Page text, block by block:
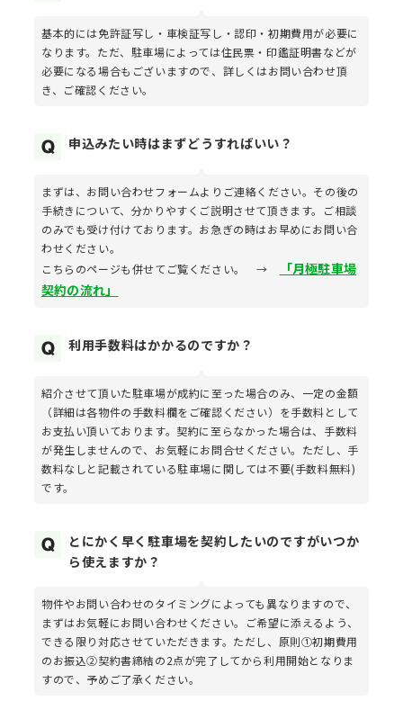
基本的には免許証写し・車検証写し・認印・初期費用が必要に
なります。ただ、駐車場によっては住民票・印鑑証明書などが
必要になる場合もございますので、詳しくはお問い合わせ頂
き、ご確認ください。
申込みたい時はまずどうすればいい？
まずは、お問い合わせフォームよりご連絡ください。その後の
手続きについて、分かりやすくご説明させて頂きます。ご相談
のみでも受け付けております。お急ぎの時はお早めにお問い合
わせください。
こちらのページも併せてご覧ください。 →
「月極駐車場
契約の流れ」
利用手数料はかかるのですか？
紹介させて頂いた駐車場が成約に至った場合のみ、一定の金額
（詳細は各物件の手数料欄をご確認ください）を手数料として
お支払い頂いております。契約に至らなかった場合は、手数料
が発生しませんので、お気軽にお問合せください。ただし、手
数料なしと記載されている駐車場に関しては不要(手数料無料)
です。
とにかく早く駐車場を契約したいのですがいつか
ら使えますか？
物件やお問い合わせのタイミングによっても異なりますので、
まずはお気軽にお問い合わせください。ご希望に添えるよう、
できる限り対応させていただきます。ただし、原則①初期費用
のお振込②契約書締結の2点が完了してから利用開始となりま
すので、予めご了承ください。